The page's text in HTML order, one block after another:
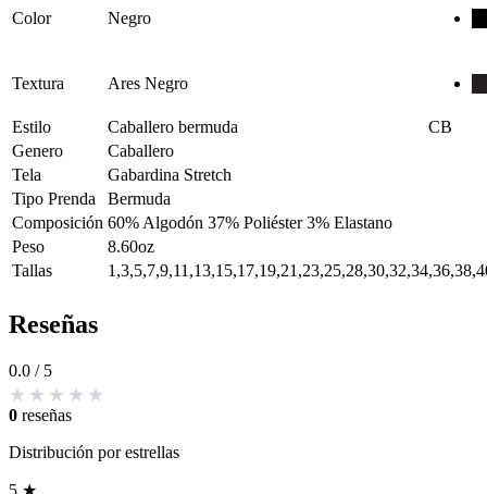
Color Negro
Textura Ares Negro
Estilo Caballero bermuda
CB
Genero
Caballero
Tela
Gabardina Stretch
Tipo Prenda
Bermuda
Composición 60% Algodón 37% Poliéster 3% Elastano
Peso
8.60oz
Tallas
Reseñas
0.0 / 5
0 reseñas
Distribución por estrellas
5 ★